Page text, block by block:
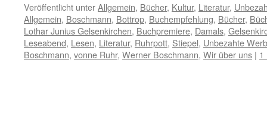
Veröffentlicht unterAllgemein, Bücher, Kultur, Literatur,
Allgemein, Boschmann, Bottrop, Buchempfehlung, Bücher,
Lothar Junius Gelsenkirchen, Buchpremiere, Damals,
Leseabend, Lesen, Literatur, Ruhrpott, Stiepel, Unbezahte
Boschmann, vonne Ruhr, Werner Boschmann, Wir über uns | 1